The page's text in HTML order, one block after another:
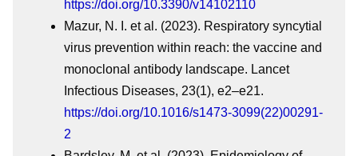
https://doi.org/10.3390/v14102110
Mazur, N. I. et al. (2023). Respiratory syncytial
virus prevention within reach: the vaccine and
monoclonal antibody landscape. Lancet
Infectious Diseases, 23(1), e2–e21.
https://doi.org/10.1016/s1473-3099(22)00291-
2